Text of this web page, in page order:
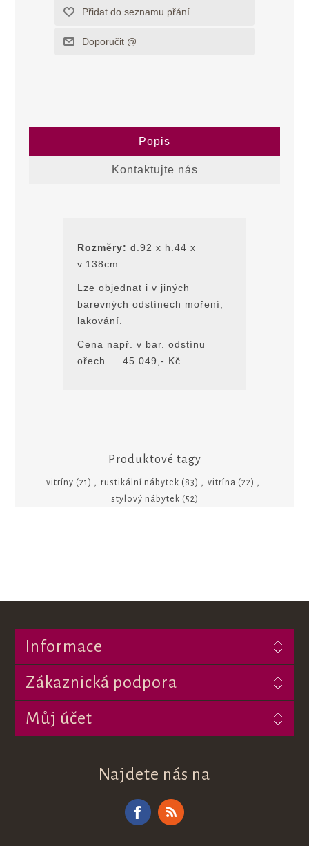
Popis
Kontaktujte nás
Rozmĕry: d.92 x h.44 x
v.138cm
Lze objednat i v jiných
barevných odstínech moření,
lakování.
Cena např. v bar. odstínu
ořech.....45 049,- Kč
Produktové tagy
vitríny (21) rustikální nábytek (83) vitrína (22)
stylový nábytek (52)
Informace
Zákaznická podpora
Můj účet
Najdete nás na